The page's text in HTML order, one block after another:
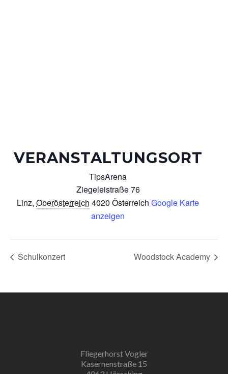
VERANSTALTUNGSORT
TipsArena
Ziegeleistraße 76
Linz, Oberösterreich 4020 Österreich Google Karte
anzeigen
Schulkonzert Woodstock Academy
Fliegerhorst Vogler
Kasernenstraße 15